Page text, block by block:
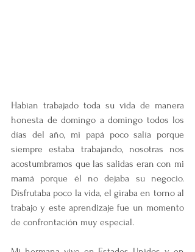
Habían trabajado toda su vida de manera
honesta de domingo a domingo todos los
días del año, mi papá poco salía porque
siempre estaba trabajando, nosotras nos
acostumbramos que las salidas eran con mi
mamá porque él no dejaba su negocio.
Disfrutaba poco la vida, el giraba en torno al
trabajo y este aprendizaje fue un momento
de confrontación muy especial.